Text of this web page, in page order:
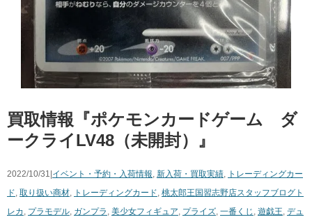
買取情報『ポケモンカードゲーム ダ
ークライLV48（未開封）』
2022/10/31|イベント・予約・入荷情報, 新入荷・買取実績, トレーディングカー
ド, 取り扱い商材, トレーディングカード, 桃太郎王国習志野店スタッフブログ ト
レカ , プラモデル, ガンプラ , 美少女フィギュア, プライズ, 一番くじ , 遊戯王, デュ